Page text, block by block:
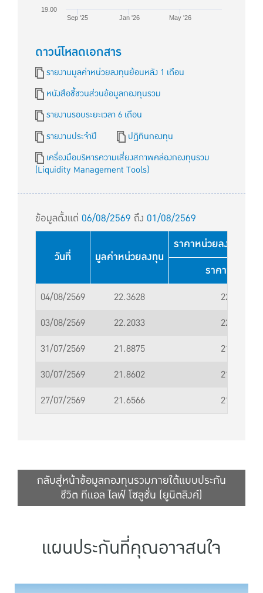
Sep '25 Jan '26 May '26
19.00
ดาวน์โหลดเอกสาร
รายงานมูลค่าหน่วยลงทุนย้อนหลัง 1 เดือน
หนังสือชี้ชวนส่วนข้อมูลกองทุนรวม
รายงานรอบระยะเวลา 6 เดือน
รายงานประจำปี
ปฏิทินกองทุน
เครื่องมือบริหารความเสี่ยงสภาพคล่องกองทุนรวม
(Liquidity Management Tools)
ข้อมูลตั้งแต่ 06/08/2569 ถึง 01/08/2569
วันที่ มูลค่าหน่วยลงทุน
ราคาหน่วยลงทุนใช้ส
ราคาขาย (บา
04/08/2569 22.3628
22.3629
03/08/2569
22.2033
22.2034
31/07/2569
21.8875
21.8876
30/07/2569
21.8602
21.8603
27/07/2569
21.6566 21.6567
กลับสู่หน้าข้อมูลกองทุนรวมภายใต้แบบประกัน
ชีวิต ทีแอล ไลฟ์ โซลูชั่น (ยูนิตลิงค์)
แผนประกันที่คุณอาจสนใจ